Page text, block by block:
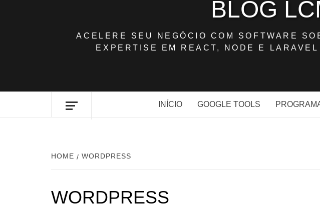
BLOG
ACELERE SEU NEGÓCIO COM SOFTWARE
EXPERTISE EM REACT, NODE E
INÍCIO GOOGLE TOOLS
HOME WORDPRESS
WORDPRESS